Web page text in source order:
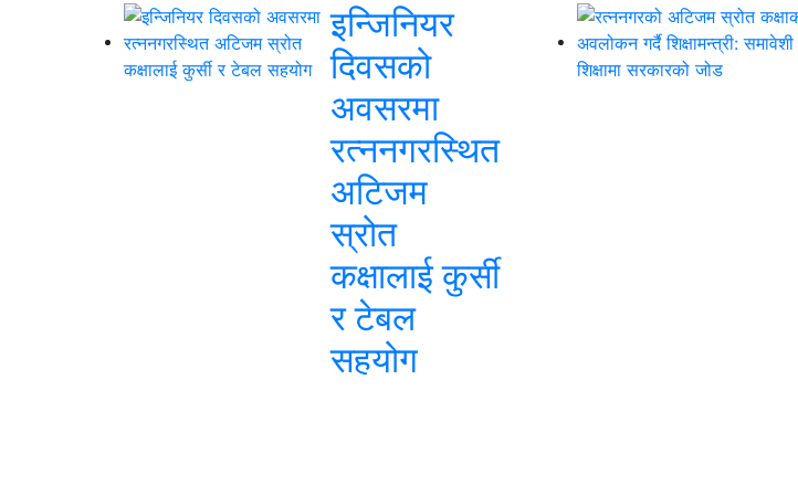
इन्जिनियर
दिवसको
अवसरमा
रत्ननगरस्थित
अटिजम
स्रोत
कक्षालाई कुर्सी
र टेबल
सहयोग